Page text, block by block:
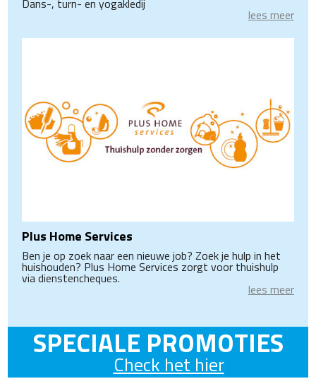
Dans-, turn- en yogakledij
lees meer
Plus Home Services
Ben je op zoek naar een nieuwe job? Zoek je hulp in het
huishouden? Plus Home Services zorgt voor thuishulp
via dienstencheques.
lees meer
SPECIALE PROMOTIES
Check het hier